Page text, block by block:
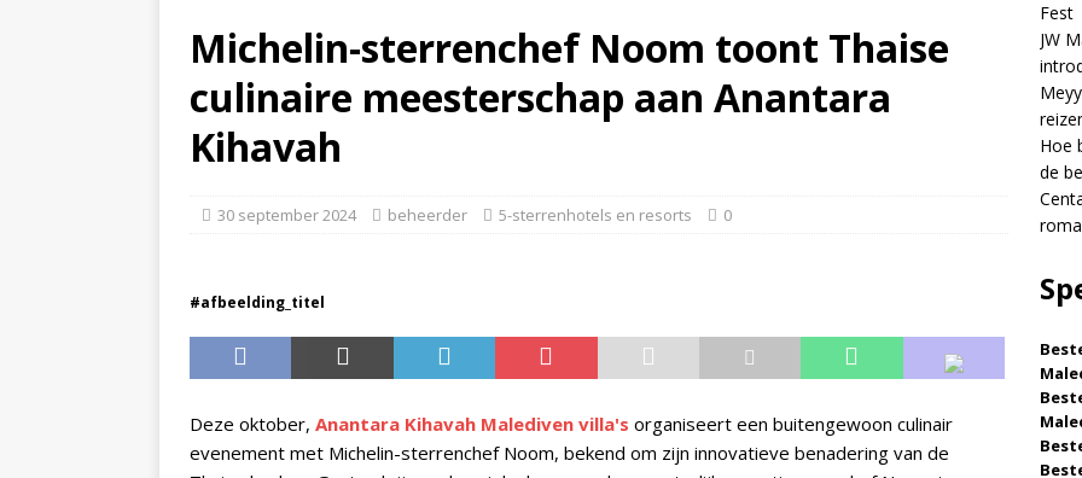
[ 30 april 2026 ] Meyyafushi Maldives opent met luxe all-inclusive reizen
5-
STERRENHOTELS EN RESORTS
[ 27 april 2026 ]
Centara Grand Lagoon Maldives presenteert romantische
Michelin-sterrenchef Noom toont Thaise
culinaire meesterschap aan Anantara
Kihavah
30 september 2024 beheerder 5-sterrenhotels en resorts 0
#afbeelding_titel
Deze oktober, Anantara Kihavah Malediven villa's organiseert een buitengewoon culinair
evenement met Michelin-sterrenchef Noom, bekend om zijn innovatieve benadering van de
Fest
JW
Hoe
de